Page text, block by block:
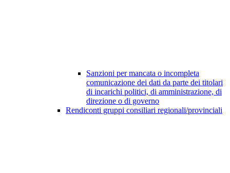
Sanzioni per mancata o incompleta
comunicazione dei dati da parte dei titolari
di incarichi politici, di amministrazione, di
direzione o di governo
Rendiconti gruppi consiliari regionali/provinciali